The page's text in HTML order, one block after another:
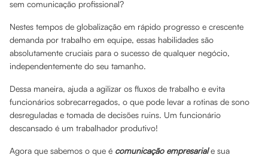
sem comunicação profissional?
Nestes tempos de globalização em rápido progresso e crescente
demanda por trabalho em equipe, essas habilidades são
absolutamente cruciais para o sucesso de qualquer negócio,
independentemente do seu tamanho.
Dessa maneira, ajuda a agilizar os fluxos de trabalho e evita
funcionários sobrecarregados, o que pode levar a rotinas de sono
desreguladas e tomada de decisões ruins. Um funcionário
descansado é um trabalhador produtivo!
Agora que sabemos o que é comunicação empresariale sua